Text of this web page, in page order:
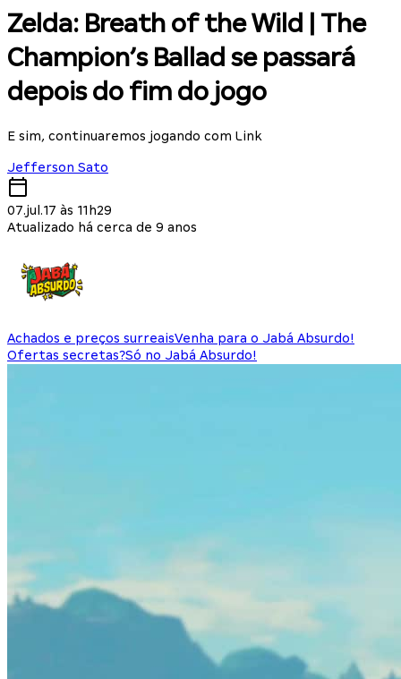
Zelda: Breath of the Wild | The
Champion’s Ballad se passará
depois do fim do jogo
E sim, continuaremos jogando com Link
Jefferson Sato
07.jul.17 às 11h29
Atualizado há cerca de 9 anos
Achados e preços surreaisVenha para o Jabá Absurdo!
Ofertas secretas?Só no Jabá Absurdo!